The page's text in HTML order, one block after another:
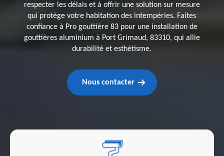
respecter les délais et à offrir une solution sur mesure
qui protège votre habitation des intempéries. Faites
confiance à Pro gouttière 83 pour une installation de
gouttières aluminium à Port Grimaud, 83310, qui allie
durabilité et esthétisme.
Nous contacter